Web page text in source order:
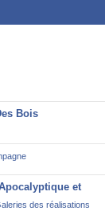
Bois
et
des réalisations